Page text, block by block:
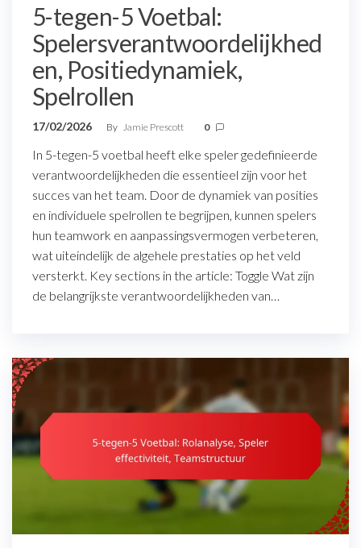
5-tegen-5 Voetbal:
Spelersverantwoordelijkhed
en, Positiedynamiek,
Spelrollen
17/02/2026 By Jamie Prescott 0
In 5-tegen-5 voetbal heeft elke speler gedefinieerde
verantwoordelijkheden die essentieel zijn voor het
succes van het team. Door de dynamiek van posities
en individuele spelrollen te begrijpen, kunnen spelers
hun teamwork en aanpassingsvermogen verbeteren,
wat uiteindelijk de algehele prestaties op het veld
versterkt. Key sections in the article: Toggle Wat zijn
de belangrijkste verantwoordelijkheden van…